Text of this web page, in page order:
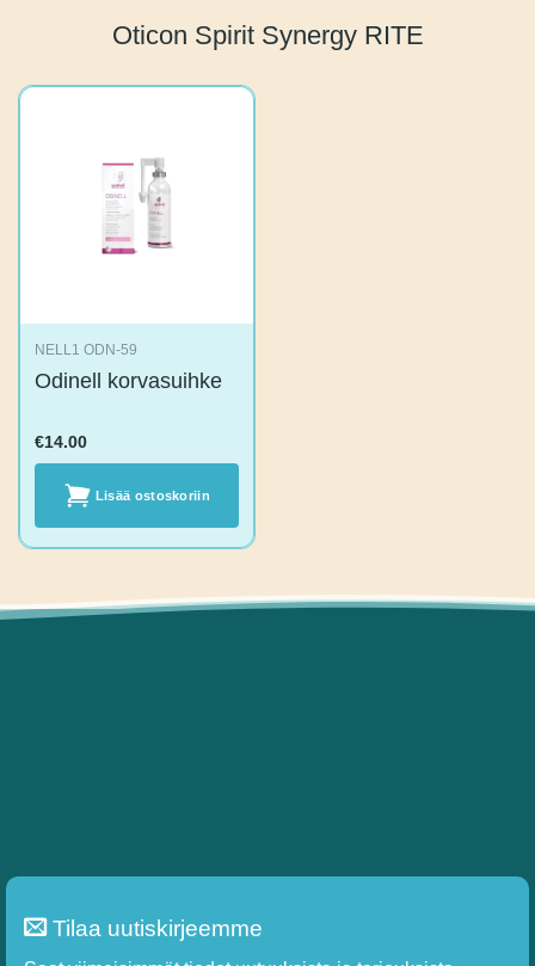
Oticon Spirit Synergy RITE
NELL1 ODN-59
korvasuihke
€14.00
Lisää
Tilaa uutiskirjeemme